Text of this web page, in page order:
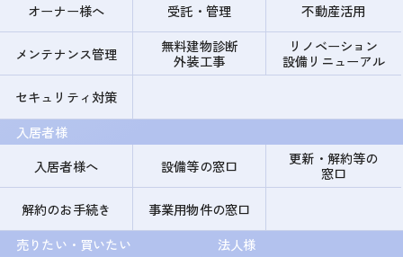
オーナー様へ
受託・管理 不動産活用
メンテナンス管理
無料建物診断
外装工事
リノベーション
設備リニューアル
セキュリティ対策
入居者様
入居者様へ
設備等の窓口
更新・解約等の
窓口
解約のお手続き
事業用物件の窓口
売りたい・買いたい
法人様